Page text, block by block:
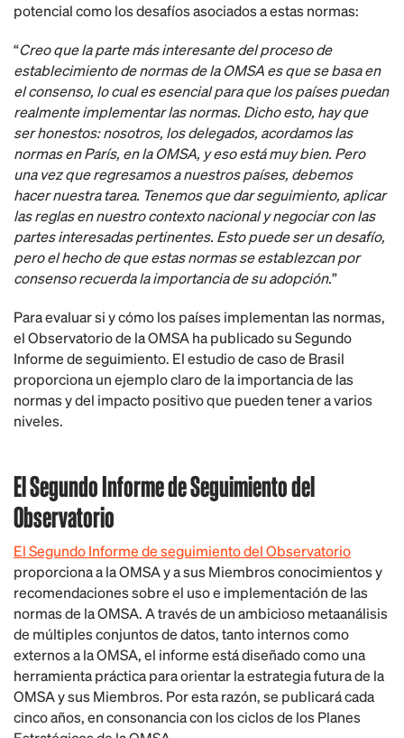
potencial como los desafíos asociados a estas normas:
“Creo que la parte más interesante del proceso de
establecimiento de normas de la OMSA es que se basa en
el consenso, lo cual es esencial para que los países puedan
realmente implementar las normas. Dicho esto, hay que
ser honestos: nosotros, los delegados, acordamos las
normas en París, en la OMSA, y eso está muy bien. Pero
una vez que regresamos a nuestros países, debemos
hacer nuestra tarea. Tenemos que dar seguimiento, aplicar
las reglas en nuestro contexto nacional y negociar con las
partes interesadas pertinentes. Esto puede ser un desafío,
pero el hecho de que estas normas se establezcan por
consenso recuerda la importancia de su adopción.”
Para evaluar si y cómo los países implementan las normas,
el Observatorio de la OMSA ha publicado su Segundo
Informe de seguimiento. El estudio de caso de Brasil
proporciona un ejemplo claro de la importancia de las
normas y del impacto positivo que pueden tener a varios
niveles.
El Segundo Informe de Seguimiento del
Observatorio
El Segundo Informe de seguimiento del Observatorio
proporciona a la OMSA y a sus Miembros conocimientos y
recomendaciones sobre el uso e implementación de las
normas de la OMSA. A través de un ambicioso metaanálisis
de múltiples conjuntos de datos, tanto internos como
externos a la OMSA, el informe está diseñado como una
herramienta práctica para orientar la estrategia futura de la
OMSA y sus Miembros. Por esta razón, se publicará cada
cinco años, en consonancia con los ciclos de los Planes